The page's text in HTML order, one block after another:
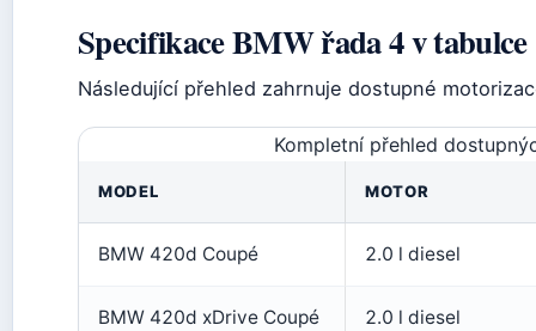
Specifikace BMW řada 4 v tabulce
Následující přehled zahrnuje dostupné
Kompletní přehled
MODEL MOTOR
BMW 420d Coupé 2.0 l diesel
BMW 420d xDrive Coupé 2.0 l diesel